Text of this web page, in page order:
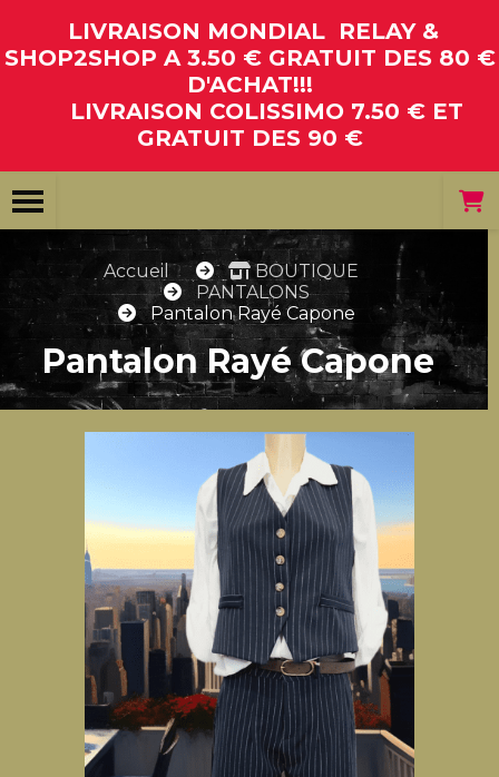
LIVRAISON MONDIAL RELAY &
SHOP2SHOP A 3.50 € GRATUIT DES 80 €
D'ACHAT!!!
LIVRAISON COLISSIMO 7.50 € ET
GRATUIT DES 90 €
Accueil
BOUTIQUE
PANTALONS
Pantalon Rayé Capone
Pantalon Rayé Capone